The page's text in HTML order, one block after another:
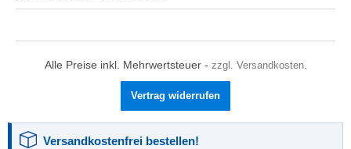
Alle Preise inkl. Mehrwertsteuer - zzgl. Versandkosten.
Vertrag widerrufen
Versandkostenfrei bestellen!